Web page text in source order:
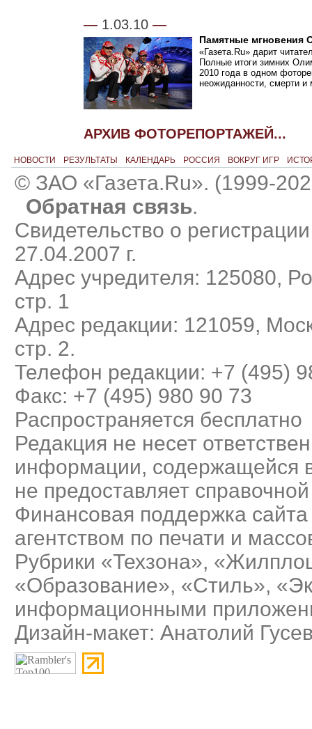
— 1.03.10 —
Памятные мгновения
«Газета.Ru» дарит
Полные итоги зимних
2010 года в одном
неожиданности, смерти и
АРХИВ ФОТОРЕПОРТАЖЕЙ...
НОВОСТИ РЕЗУЛЬТАТЫ КАЛЕНДАРЬ РОССИЯ ВОКРУГ ИГР
© ЗАО «Газета.Ru». (1999-
Обратная связь.
Свидетельство о
27.04.2007 г.
Адрес учредителя: 125080,
стр. 1
Адрес редакции: 121059,
стр. 2.
Телефон редакции: +7 (495)
Факс: +7 (495) 980 90 73
Распространяется бесплатно
Редакция не несет
информации, содержащейся
не предоставляет
Финансовая поддержка
агентством по печати и
Рубрики «Техзона»,
«Образование», «Стиль»,
информационными
Дизайн-макет: Анатолий